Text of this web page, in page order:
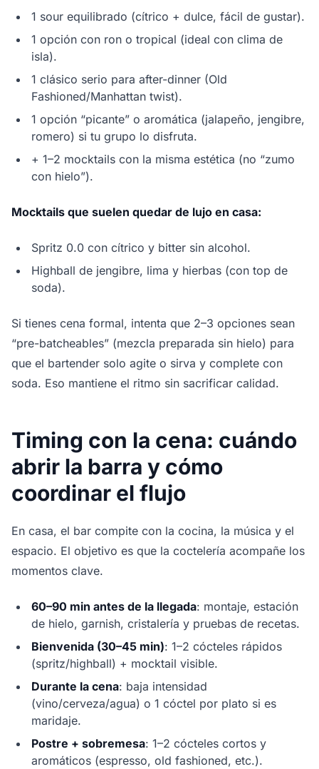
1 sour equilibrado (cítrico + dulce, fácil de gustar).
1 opción con ron o tropical (ideal con clima de
isla).
1 clásico serio para after-dinner (Old
Fashioned/Manhattan twist).
1 opción “picante” o aromática (jalapeño, jengibre,
romero) si tu grupo lo disfruta.
+ 1–2 mocktails con la misma estética (no “zumo
con hielo”).
Mocktails que suelen quedar de lujo en casa:
Spritz 0.0 con cítrico y bitter sin alcohol.
Highball de jengibre, lima y hierbas (con top de
soda).
Si tienes cena formal, intenta que 2–3 opciones sean
“pre-batcheables” (mezcla preparada sin hielo) para
que el bartender solo agite o sirva y complete con
soda. Eso mantiene el ritmo sin sacrificar calidad.
Timing con la cena: cuándo
abrir la barra y cómo
coordinar el flujo
En casa, el bar compite con la cocina, la música y el
espacio. El objetivo es que la coctelería acompañe los
momentos clave.
60–90 min antes de la llegada: montaje, estación
de hielo, garnish, cristalería y pruebas de recetas.
Bienvenida (30–45 min): 1–2 cócteles rápidos
(spritz/highball) + mocktail visible.
Durante la cena: baja intensidad
(vino/cerveza/agua) o 1 cóctel por plato si es
maridaje.
Postre + sobremesa: 1–2 cócteles cortos y
aromáticos (espresso, old fashioned, etc.).